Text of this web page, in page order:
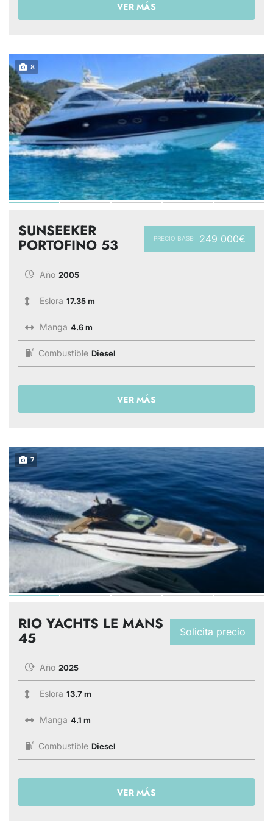
VER MÁS
8
PRECIO BASE: 249 000€
SUNSEEKER
PORTOFINO 53
Año 2005
Eslora 17.35 m
Manga 4.6 m
Combustible Diesel
VER MÁS
7
Solicita precio
RIO YACHTS LE MANS
45
Año 2025
Eslora 13.7 m
Manga 4.1 m
Combustible Diesel
VER MÁS